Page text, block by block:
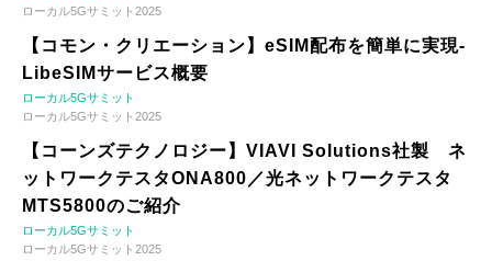
ローカル5Gサミット2025
【コモン・クリエーション】eSIM配布を簡単に実現-
LibeSIMサービス概要
ローカル5Gサミット
ローカル5Gサミット2025
【コーンズテクノロジー】VIAVI Solutions社製 ネ
ットワークテスタONA800／光ネットワークテスタ
MTS5800のご紹介
ローカル5Gサミット
ローカル5Gサミット2025